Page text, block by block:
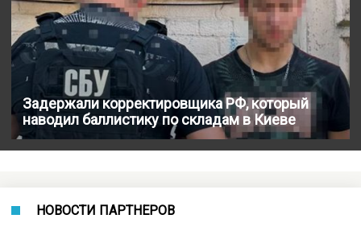
Задержали корректировщика РФ, который
наводил баллистику по складам в Киеве
НОВОСТИ ПАРТНЕРОВ